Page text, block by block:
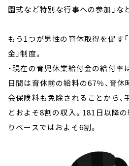
園式など特別な行事への参加」な
もう1つが男性の育休取得を促す
金」制度。
・現在の育児休業給付金の給付率
日間は育休前の給料の67％、育
会保険料も免除されることから、
とおよそ8割の収入。181日以降
りベースではおよそ6割。